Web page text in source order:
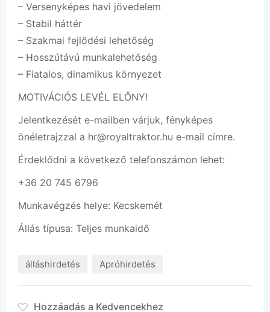
– Versenyképes havi jövedelem
– Stabil háttér
– Szakmai fejlődési lehetőség
– Hosszútávú munkalehetőség
– Fiatalos, dinamikus környezet
MOTIVÁCIÓS LEVÉL ELŐNY!
Jelentkezését e-mailben várjuk, fényképes
önéletrajzzal a hr@royaltraktor.hu e-mail címre.
Érdeklődni a következő telefonszámon lehet:
+36 20 745 6796
Munkavégzés helye: Kecskemét
Állás típusa: Teljes munkaidő
álláshirdetés Apróhirdetés
Hozzáadás a Kedvencekhez